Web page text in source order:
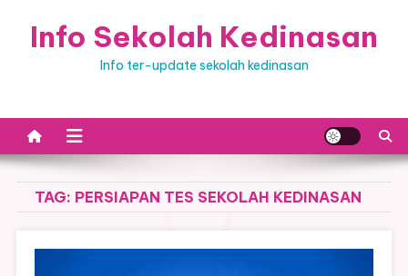
Info Sekolah Kedinasan
Info ter-update sekolah kedinasan
TAG: PERSIAPAN TES SEKOLAH KEDINASAN